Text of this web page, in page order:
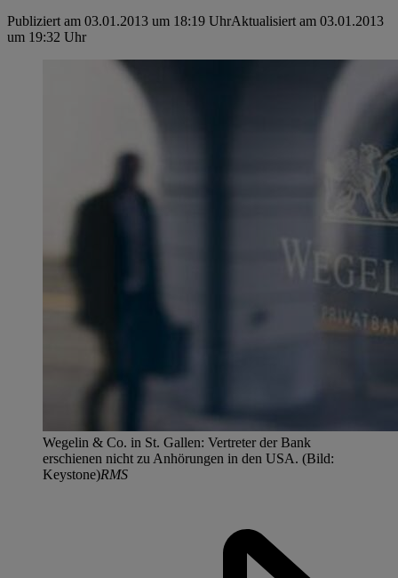
Publiziert am 03.01.2013 um 18:19 UhrAktualisiert am 03.01.2013
um 19:32 Uhr
Wegelin & Co. in St. Gallen: Vertreter der Bank
erschienen nicht zu Anhörungen in den USA. (Bild:
Keystone)RMS